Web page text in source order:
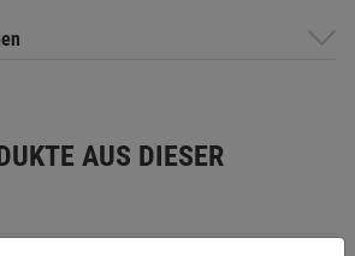
AUS DIESER